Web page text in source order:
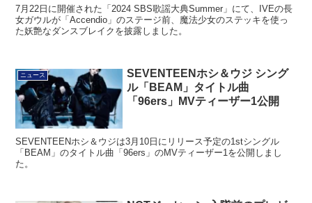
7月22日に開催された「2024 SBS歌謡大典Summer」にて、IVEの長
女ガウルが「Accendio」のステージ前、魔法少女のステッキを使っ
た妖艶なダンスブレイクを披露しました。
ニュース
SEVENTEENホシ＆ウジ シング
ル「BEAM」タイトル曲
「96ers」MVティーザー1公開
SEVENTEENホシ＆ウジは3月10日にリリース予定の1stシングル
「BEAM」のタイトル曲「96ers」のMVティーザー1を公開しまし
た。